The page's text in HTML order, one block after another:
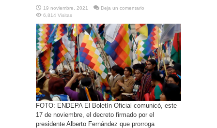
19 noviembre, 2021
Deja un comentario
6,814 Visitas
FOTO: ENDEPA El Boletín Oficial comunicó, este
17 de noviembre, el decreto firmado por el
presidente Alberto Fernández que prorroga